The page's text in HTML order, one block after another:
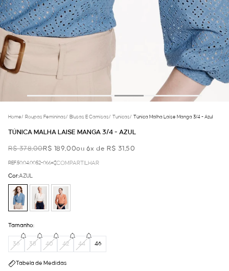
Home/ Roupas Femininas/ Blusas E Camisas/ Tunicas/ Túnica Malha Laise Manga 3/4 - Azul
TÚNICA MALHA LAISE MANGA 3/4 - AZUL
R$ 378,00R$ 189,00ou 6x de R$ 31,50
REF.50.04.0052-066 COMPARTILHAR
Cor:AZUL
Tamanho:
36 38 40 42 44 46
Tabela de Medidas